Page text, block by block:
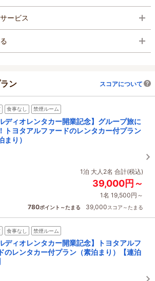
ービス
ン スコアについて
食事なし 禁煙ルーム
ディオレンタカー開業記念】グループ旅に
トヨタアルファードのレンタカー付プラン
まり）
1泊 大人2名 合計(税込)
39,000円～
1名 19,500円～
780ポイント～たまる 39,000スコア～たまる
食事なし 禁煙ルーム
ディオレンタカー開業記念】トヨタアルフ
のレンタカー付プラン（素泊まり）【連泊